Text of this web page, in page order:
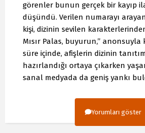
görenler bunun gerçek bir kayıp
düşündü. Verilen numarayı
kişi, dizinin sevilen
Mısır Palas, buyurun,” anonsuyla
süre içinde, afişlerin dizinin
hazırlandığı ortaya çıkarken
sanal medyada da geniş yankı
Yorumları göster